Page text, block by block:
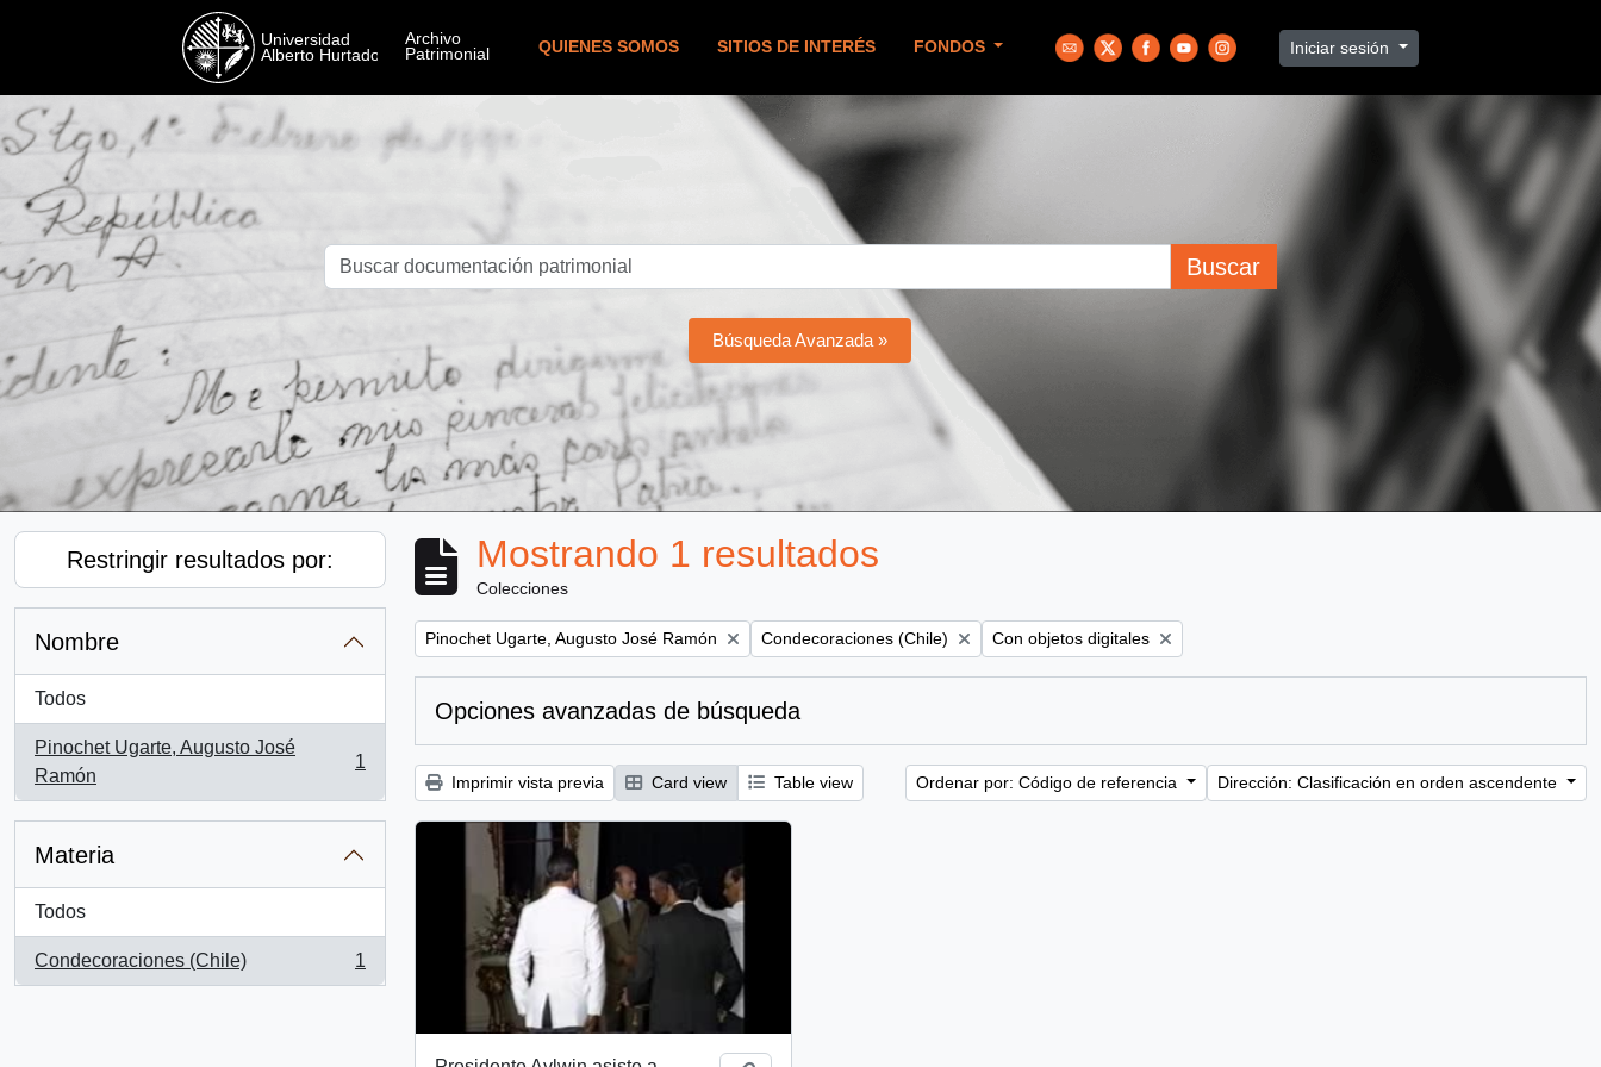
QUIENES SOMOS SITIOS DE INTERÉS FONDOS Iniciar sesión
Buscar
Búsqueda Avanzada »
Restringir resultados por:
Nombre
Todos
Pinochet Ugarte, Augusto José
Ramón
, 1 resultados
1
Materia
Todos
Condecoraciones (Chile)
, 1 resultados
1
Mostrando 1 resultados
Colecciones
Remove filter:
Pinochet Ugarte, Augusto José Ramón Remove filter:
Condecoraciones (Chile) Remove filter:
Con objetos digitales
Opciones avanzadas de búsqueda
Imprimir vista previa Card view Table view Ordenar por: Código de referencia Dirección: Clasificación en orden ascendente